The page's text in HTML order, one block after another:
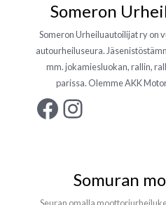
Someron
Someron Urheiluautoilijat ry on
autourheiluseura.
mm. jokamiesluokan, rallin,
parissa. Olemme AKK
Facebook
Instagram
Somuran